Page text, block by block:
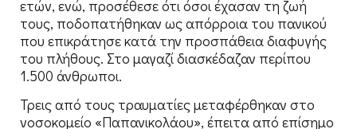
ετών, ενώ, προσέθεσε ότι όσοι έχασαν τη ζωή
τους, ποδοπατήθηκαν ως απόρροια του πανικού
που επικράτησε κατά την προσπάθεια διαφυγής
του πλήθους. Στο μαγαζί διασκέδαζαν περίπου
1.500 άνθρωποι.
Τρεις από τους τραυματίες μεταφέρθηκαν στο
νοσοκομείο «Παπανικολάου», έπειτα από επίσημο